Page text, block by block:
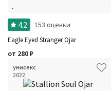
Страна производитель
4.2 153 оценки
Eagle Eyed Stranger Ojar
от 280₽
унисекс
2022